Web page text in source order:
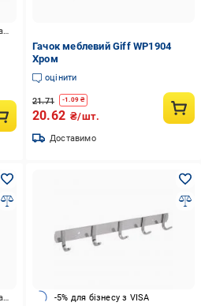
До -10% з суперкредиткою Visa Вигода
Гачок меблевий Giff WP1904
Хром
оцінити
21.71 -1.09₴
20.62 ₴/шт.
Доставимо
До -10% з суперкредиткою Visa Вигода -5% для бізнесу з VISA